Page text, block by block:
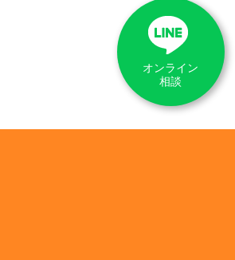
オンライン
相談